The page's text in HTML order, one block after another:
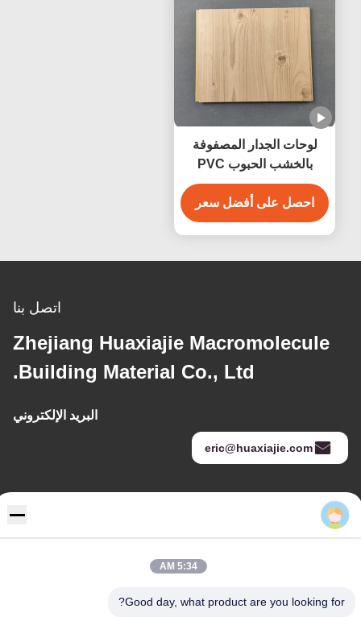
لوحات الجدار المصفوفة
بالخشب الحبوب PVC
WPC
احصل على أفضل سعر
اتصل بنا
Zhejiang Huaxiajie Macromolecule
Building Material Co., Ltd.
البريد الإلكتروني
eric@huaxiajie.com
عنواننا
عنوان
هاتف
Eric
5:34 AM
Good day, what product are you looking for?